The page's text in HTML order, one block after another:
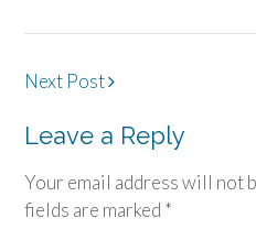
Post
Next Post
Leave a Reply
Your email address will not
fields are marked *